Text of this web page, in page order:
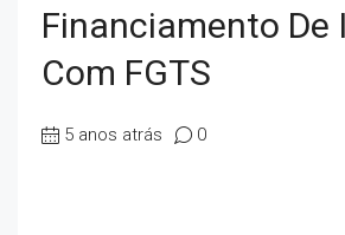
Financiamento De
Com FGTS
5 anos atrás 0